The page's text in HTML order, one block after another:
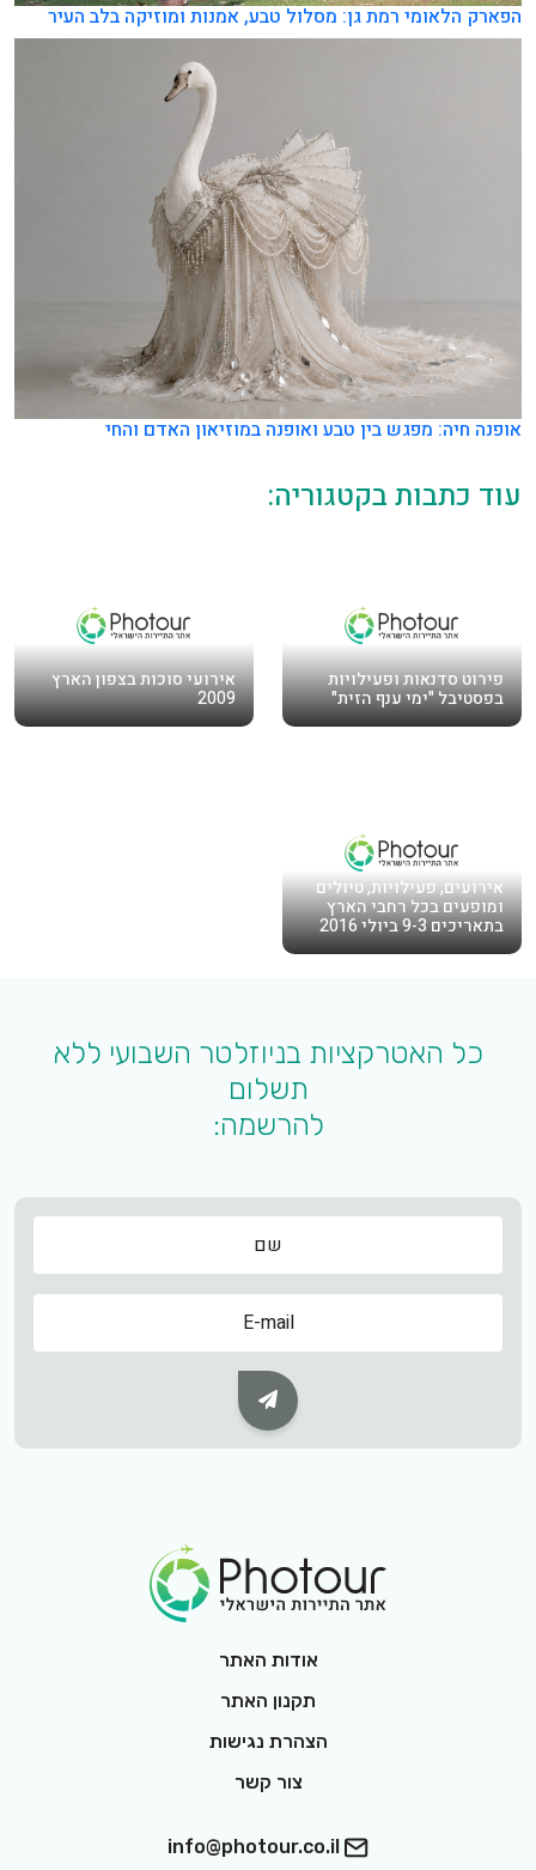
הפארק הלאומי רמת גן: מסלול טבע, אמנות ומוזיקה בלב העיר
אופנה חיה: מפגש בין טבע ואופנה במוזיאון האדם והחי
עוד כתבות בקטגוריה:
פירוט סדנאות ופעילויות
בפסטיבל "ימי ענף הזית"
אירועי סוכות בצפון הארץ
2009
אירועים, פעילויות, טיולים
ומופעים בכל רחבי הארץ
בתאריכים 9-3 ביולי 2016
כל האטרקציות בניוזלטר השבועי ללא
תשלום
להרשמה:
שם
שם
Subscribe Button
אודות האתר
תקנון האתר
הצהרת נגישות
צור קשר
info@photour.co.il